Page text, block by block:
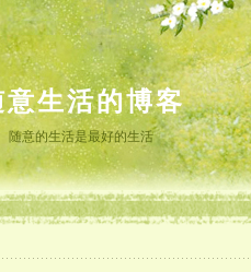
意生活的博客
随意的生活是最好的生活